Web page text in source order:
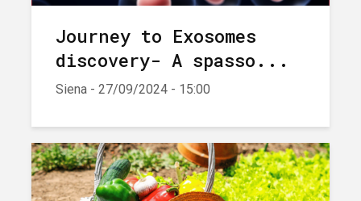
Journey to Exosomes
discovery- A spasso...
Siena - 27/09/2024 - 15:00